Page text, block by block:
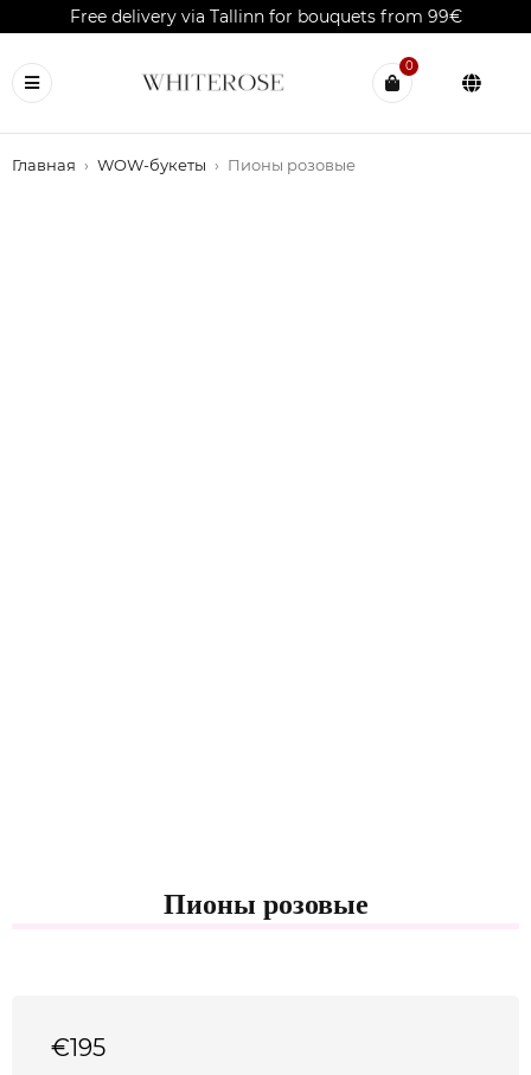
Free delivery via Tallinn for bouquets from 99€
0
Главная › WOW-букеты › Пионы розовые
Пионы розовые
€195